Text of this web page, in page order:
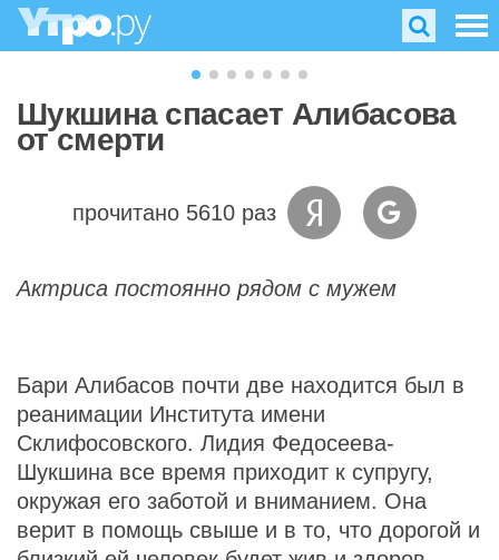
Шукшина спасает Алибасова
от смерти
прочитано 5610 раз
Актриса постоянно рядом с мужем
Бари Алибасов почти две находится был в
реанимации Института имени
Склифосовского. Лидия Федосеева-
Шукшина все время приходит к супругу,
окружая его заботой и вниманием. Она
верит в помощь свыше и в то, что дорогой и